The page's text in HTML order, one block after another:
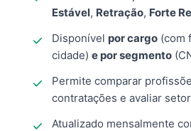
Estável, Retração, Forte
Disponível por cargo (com
cidade) e por segmento
Permite comparar
contratações e avaliar
Atualizado mensalmente